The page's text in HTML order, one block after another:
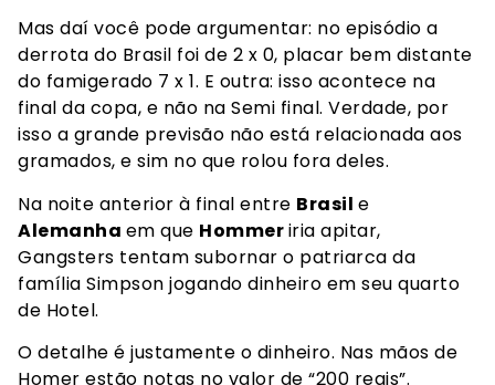
Mas daí você pode argumentar: no episódio a
derrota do Brasil foi de 2 x 0, placar bem distante
do famigerado 7 x 1. E outra: isso acontece na
final da copa, e não na Semi final. Verdade, por
isso a grande previsão não está relacionada aos
gramados, e sim no que rolou fora deles.
Na noite anterior à final entre Brasil e
Alemanha em que Hommeriria apitar,
Gangsters tentam subornar o patriarca da
família Simpson jogando dinheiro em seu quarto
de Hotel.
O detalhe é justamente o dinheiro. Nas mãos de
Homer estão notas no valor de “200 reais”.